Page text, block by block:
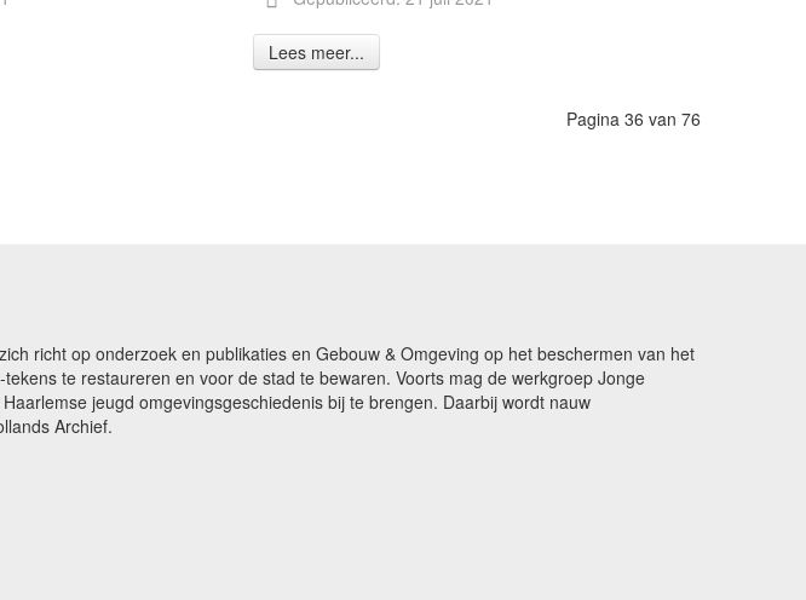
Lees meer...
Pagina 36 van 76
richt op onderzoek en publikaties en Gebouw & Omgeving op het beschermen van het
te restaureren en voor de stad te bewaren. Voorts mag de werkgroep Jonge
jeugd omgevingsgeschiedenis bij te brengen. Daarbij wordt nauw
Archief.